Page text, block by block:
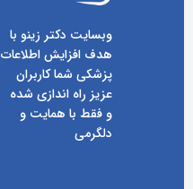
وبسایت دکتر زینو با
هدف افزایش اطلاعات
پزشکی شما کاربران
عزیز راه اندازی شده
و فقط با همایت و
دلگرمی